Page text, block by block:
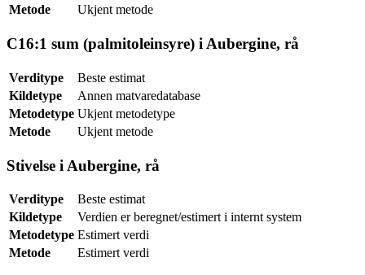
Metode
Ukjent metode
C16:1 sum (palmitoleinsyre) i Aubergine, rå
Verditype
Beste estimat
Kildetype
Annen matvaredatabase
Metodetype Ukjent metodetype
Metode
Ukjent metode
Stivelse i Aubergine, rå
Verditype
Beste estimat
Kildetype
Verdien er beregnet/estimert i internt system
Metodetype Estimert verdi
Metode
Estimert verdi